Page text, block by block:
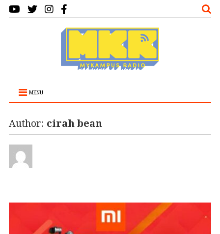
MENU
Author: cirah bean